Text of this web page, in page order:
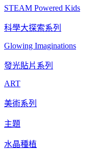
STEAM Powered Kids
科學大探索系列
Glowing Imaginations
發光貼片系列
ART
美術系列
主題
水晶種植